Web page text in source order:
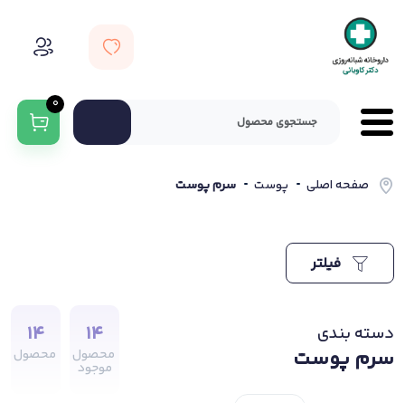
0
صفحه اصلی پوست سرم پوست
دسته بندی
سرم پوست
14
محصول
موجود
14
محصول